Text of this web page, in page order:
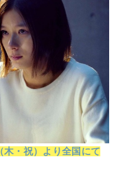
木・祝）より全国にて